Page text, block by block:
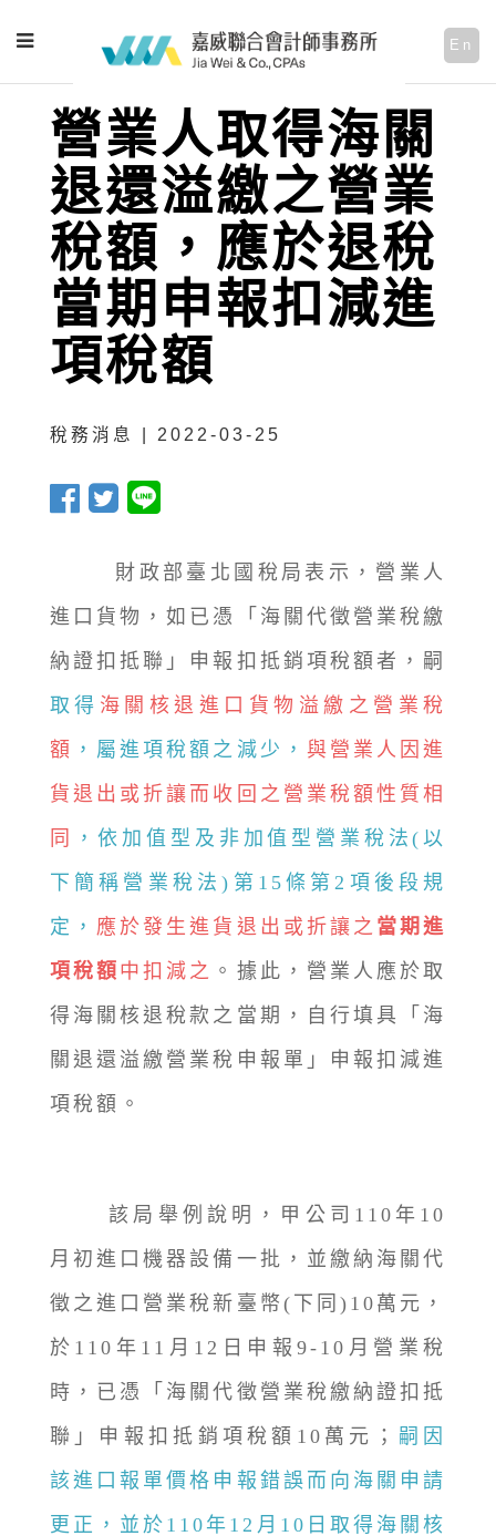
En
營業人取得海關
退還溢繳之營業
稅額，應於退稅
當期申報扣減進
項稅額
稅務消息 | 2022-03-25
財政部臺北國稅局表示，營業人
進口貨物，如已憑「海關代徵營業稅繳
納證扣抵聯」申報扣抵銷項稅額者，嗣
取得 海關核退進口貨物溢繳之營業稅
額 ，屬進項稅額之減少， 與營業人因進
貨退出或折讓而收回之營業稅額性質相
同
，依加值型及非加值型營業稅法(以
下簡稱營業稅法)第15條第2項後段規
定， 應於發生進貨退出或折讓之 當期進
項稅額 中扣減之 。據此，營業人應於取
得海關核退稅款之當期，自行填具「海
關退還溢繳營業稅申報單」申報扣減進
項稅額。
該局舉例說明，甲公司110年10
月初進口機器設備一批，並繳納海關代
徵之進口營業稅新臺幣(下同)10萬元，
於110年11月12日申報9-10月營業稅
時，已憑「海關代徵營業稅繳納證扣抵
聯」申報扣抵銷項稅額10萬元； 嗣因
該進口報單價格申報錯誤而向海關申請
更正，並於110年12月10日取得海關核